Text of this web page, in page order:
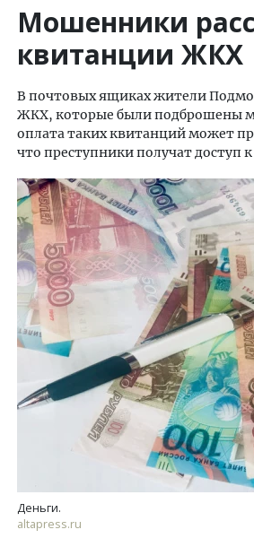
Мошенники
квитанции ЖКХ
В почтовых ящиках жители
ЖКХ, которые были подброшены
оплата таких квитанций может
что преступники получат доступ
Деньги.
altapress.ru
Архитектурный код
земли. Мощение
плитами становится новым
стандартом благоустройства